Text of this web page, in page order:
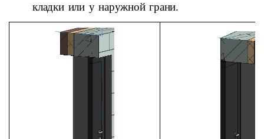
кладки или у наружной грани.